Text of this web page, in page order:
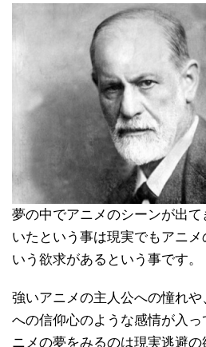
夢の中でアニメのシーンが出
いたという事は現実でもアニ
いう欲求があるという事です。
強いアニメの主人公への憧れ
への信仰心のような感情が入
ニメの夢をみるのは現実逃避